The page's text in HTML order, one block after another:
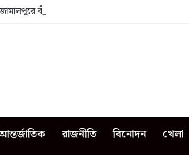
কী কী ঘটেছিল?
রাজনীতি বিনোদন খেলা